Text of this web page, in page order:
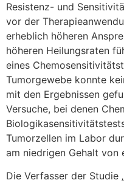
Resistenz- und
vor der
erheblich höheren
höheren Heilungsraten
eines
Tumorgewebe konnte
mit den Ergebnissen
Versuche, bei denen
Tumorzellen im Labor
am niedrigen Gehalt von
Die Verfasser der